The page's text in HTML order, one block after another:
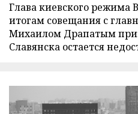
Глава киевского режима
итогам совещания с
Михаилом Драпатым
Славянска остается